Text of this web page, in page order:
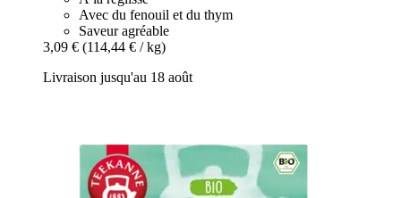
Avec du fenouil et du thym
Saveur agréable
3,09 € (114,44 € / kg)
Livraison jusqu'au 18 août